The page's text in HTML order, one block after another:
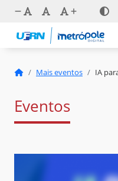
Mais eventos IA
Eventos